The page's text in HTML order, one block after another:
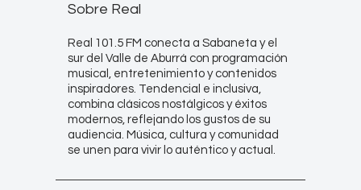
Sobre Real
Real 101.5 FM conecta a Sabaneta y el
sur del Valle de Aburrá con programación
musical, entretenimiento y contenidos
inspiradores. Tendencial e inclusiva,
combina clásicos nostálgicos y éxitos
modernos, reflejando los gustos de su
audiencia. Música, cultura y comunidad
se unen para vivir lo auténtico y actual.